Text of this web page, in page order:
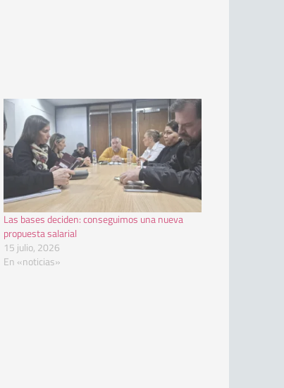
Las bases deciden: conseguimos una nueva
propuesta salarial
15 julio, 2026
En «noticias»